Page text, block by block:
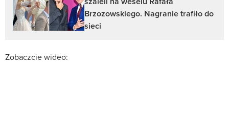
Brzozowskiego. Nagranie trafiło do
sieci
Zobaczcie wideo: